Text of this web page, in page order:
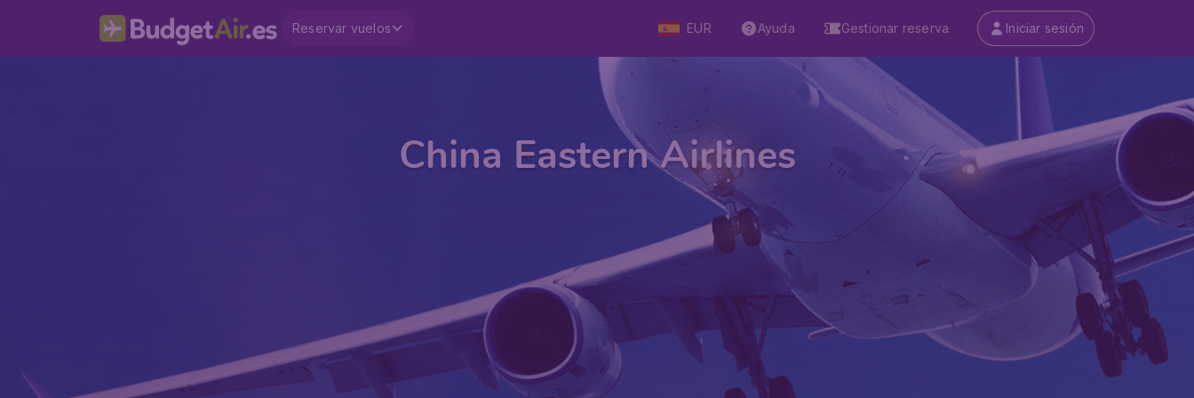
Reservar vuelos EUR Ayuda Gestionar reserva Iniciar sesión
China Eastern Airlines